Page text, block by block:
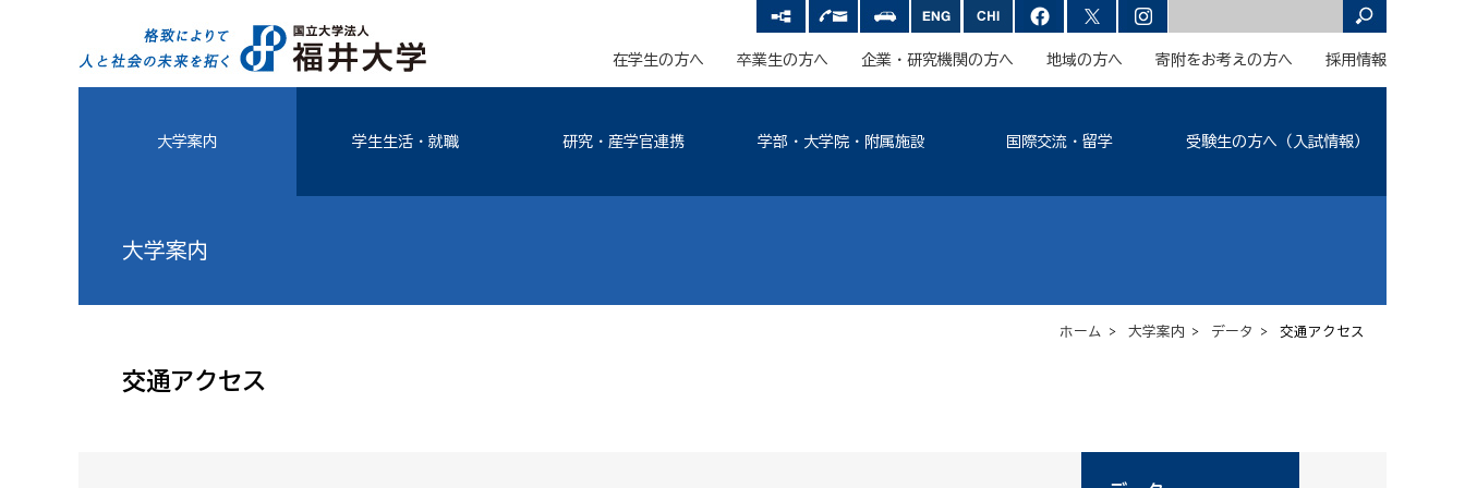
在学生の方へ 卒業生の方へ 企業・研究機関の方へ 地域の方へ 寄附をお考えの方へ 採用情報
大学案内 学生生活・就職 研究・産学官連携 学部・大学院・附属施設 国際交流・留学 受験生の方へ（入試情報）
大学案内
ホーム > 大学案内 > データ > 交通アクセス
交通アクセス